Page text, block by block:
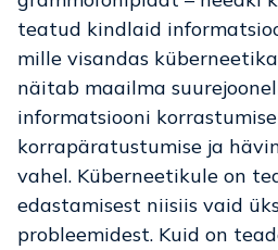
teatud kindlaid
mille visandas
näitab maailma
informatsiooni
korrapäratustumise ja
vahel. Küberneetikule on
edastamisest niisiis vaid
probleemidest. Kuid on